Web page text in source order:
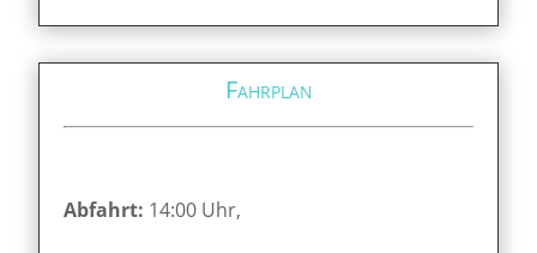
Fahrplan
Abfahrt: 14:00 Uhr,